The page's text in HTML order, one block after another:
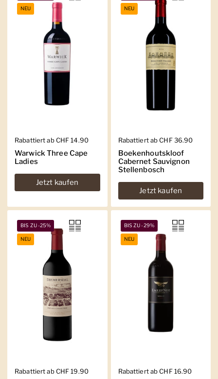
Regulärer Preis
Rabattiert ab CHF 14.90
Warwick Three Cape
Ladies
Jetzt kaufen
NEU
Regulärer Preis
Rabattiert ab CHF 36.90
Boekenhoutskloof
Cabernet Sauvignon
Stellenbosch
Jetzt kaufen
NEU
Regulärer Preis
Rabattiert ab CHF 19.90
BIS ZU -25%
NEU
Regulärer Preis
Rabattiert ab CHF 16.90
BIS ZU -29%
NEU